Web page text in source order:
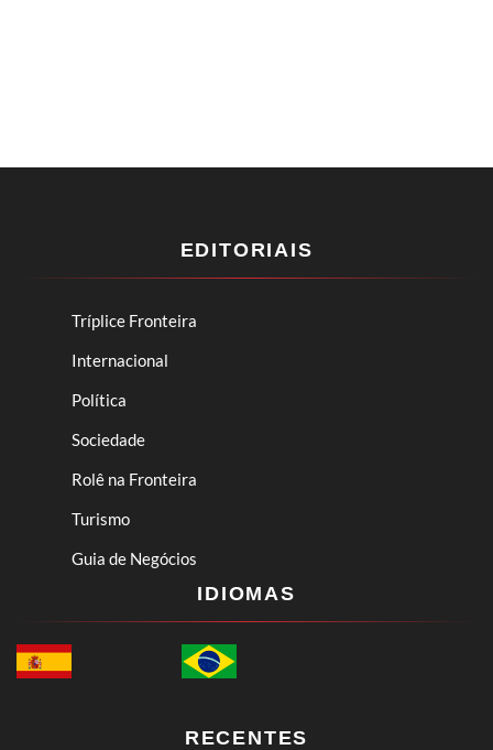
EDITORIAIS
Tríplice Fronteira
Internacional
Política
Sociedade
Rolê na Fronteira
Turismo
Guia de Negócios
IDIOMAS
RECENTES